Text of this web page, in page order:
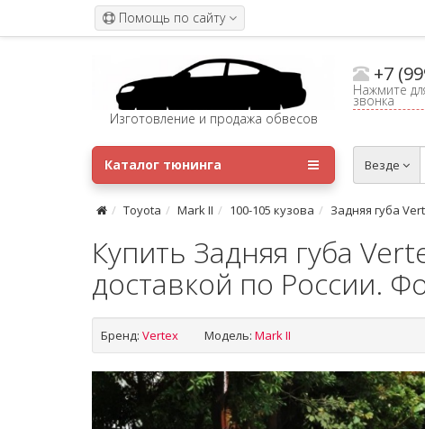
Помощь по сайту
Изготовление и продажа обвесов
+7
Нажмите
звонка
Везде
Каталог тюнинга
Toyota Mark II 100-105 кузова Задняя губа
Купить Задняя губа
доставкой по России.
Бренд: Vertex Модель: Mark II